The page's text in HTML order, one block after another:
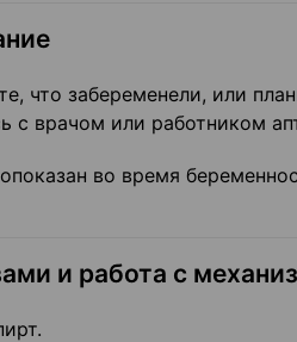
что забеременели, или
с врачом или работником
во время
и работа с